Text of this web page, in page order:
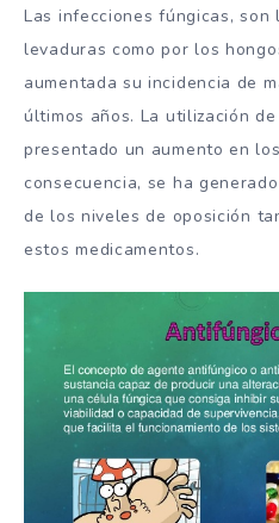
Las infecciones fúngicas,
levaduras como por los
aumentada su incidencia de
últimos años. La utilización
presentado un aumento en
consecuencia, se ha
de los niveles de oposición
estos medicamentos.